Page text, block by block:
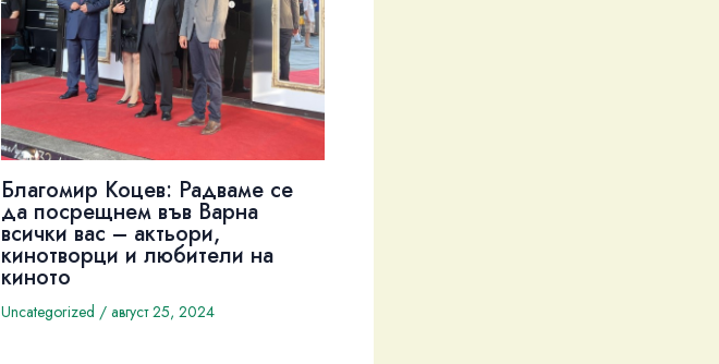
Благомир Коцев: Радваме се
да посрещнем във Варна
всички вас – актьори,
кинотворци и любители на
киното
Uncategorized / август 25, 2024